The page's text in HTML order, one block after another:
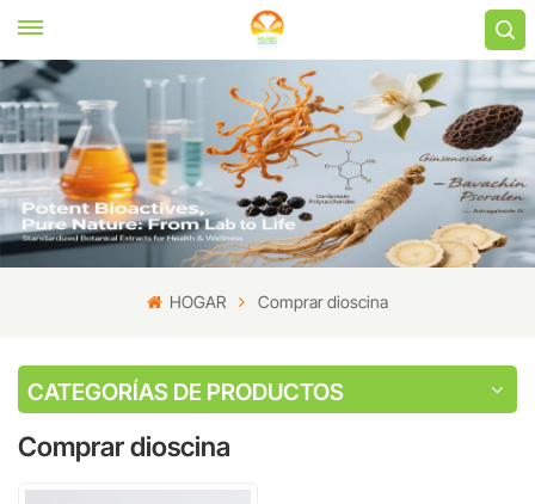
HOGAR Comprar dioscina
CATEGORÍAS DE PRODUCTOS
Comprar dioscina